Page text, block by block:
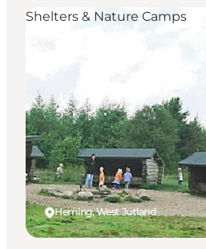
Herning, West Jutland
Shelters & Nature Camps